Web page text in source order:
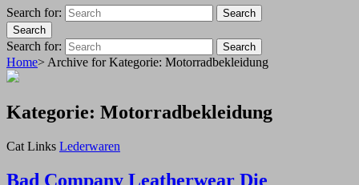
Search for:
Search
Search
Search for: Search
Home> Archive forKategorie: Motorradbekleidung
Kategorie: Motorradbekleidung
Cat Links Lederwaren
Bad Company Leatherwear Die